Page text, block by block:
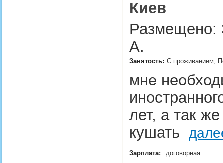
Киев
Размещено:
А.
Занятость: С проживанием,
мне
лет, а так
кушать
Зарплата: договорная